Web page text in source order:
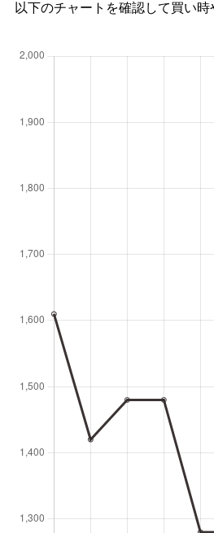
以下のチャートを確認して買い時